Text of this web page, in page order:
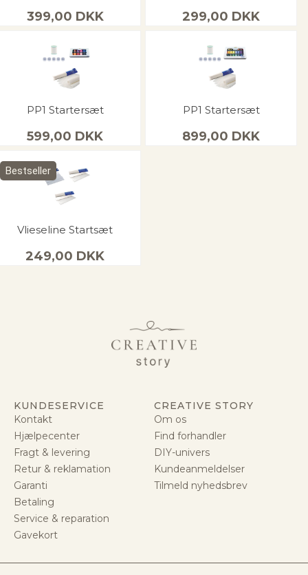
399,00 DKK 299,00 DKK
PP1 Startersæt
599,00 DKK
PP1 Startersæt
899,00 DKK
Bestseller
Vlieseline Startsæt
249,00 DKK
KUNDESERVICE
Kontakt
Hjælpecenter
Fragt & levering
Retur & reklamation
Garanti
Betaling
Service & reparation
Gavekort
CREATIVE STORY
Om os
Find forhandler
DIY-univers
Kundeanmeldelser
Tilmeld nyhedsbrev